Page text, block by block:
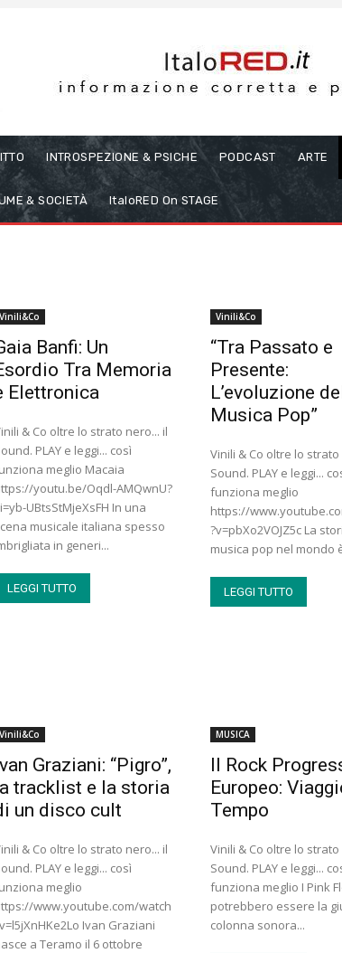
INTROSPEZIONE & PSICHE PODCAST ARTE
& SOCIETÀ ItaloRED On STAGE
Vinili&Co
Banfi: Un
Tra Memoria
Elettronica
& Co oltre lo strato nero... il
PLAY e leggi... così
meglio Macaia
youtu.be/Oqdl-AMQwnU?
UBtsStMjeXsFH In una
musicale italiana spesso
in generi...
LEGGI TUTTO
Vinili&Co
“Tra Passato e
Presente:
L’evoluzione
Musica Pop”
Vinili & Co oltre lo strato
Sound. PLAY e leggi...
funziona meglio
https://
?v=pbXo2VOJZ5c La
musica pop nel mondo
LEGGI TUTTO
Vinili&Co
Graziani: “Pigro”,
tracklist e la storia
un disco cult
& Co oltre lo strato nero... il
PLAY e leggi... così
meglio
www.youtube.com/watch
Ivan Graziani
a Teramo il 6 ottobre
MUSICA
Il Rock
Europeo:
Tempo
Vinili & Co oltre lo strato
Sound. PLAY e leggi...
funziona meglio I Pink
potrebbero essere la
colonna sonora...